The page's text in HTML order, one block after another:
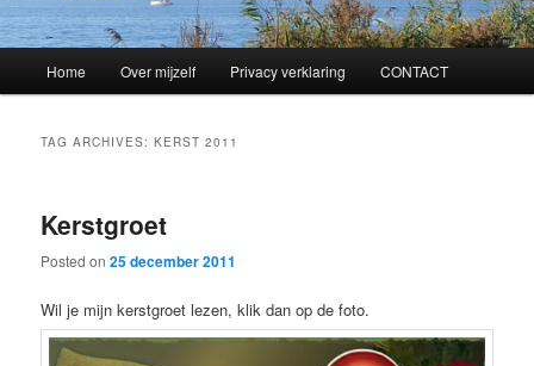
Skip
content
Skip
content
Home Over mijzelf Privacy verklaring CONTACT
TAG ARCHIVES:KERST 2011
Kerstgroet
Posted on25 december 2011
Wil je mijn kerstgroet lezen, klik dan op de foto.